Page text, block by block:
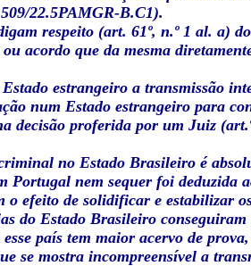
22.5PAMGR-B.C1).
respeito (art. 61º, n.º 1 al. a)
acordo que da mesma
estrangeiro a transmissão
num Estado estrangeiro para
proferida por um Juiz
no Estado Brasileiro é
Portugal nem sequer foi deduzida
o efeito de solidificar e estabilizar
do Estado Brasileiro
país tem maior acervo de
se mostra incompreensível a